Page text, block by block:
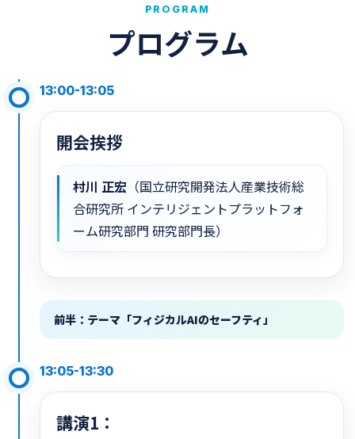
PROGRAM
プログラム
13:00-13:05
開会挨拶
村川 正宏 （国立研究開発法人産業技術総
合研究所 インテリジェントプラットフォ
ーム研究部門 研究部門長）
前半：テーマ「フィジカルAIのセーフティ」
13:05-13:30
講演1：